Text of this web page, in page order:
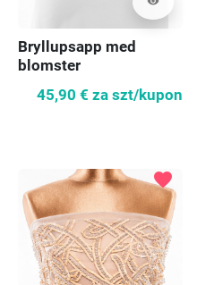
Bryllupsapp med
blomster
45,90 € za szt/kupon
favorite